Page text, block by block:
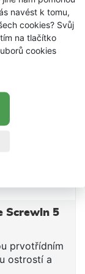
navést k tomu,
cookies? Svůj
na tlačítko
cookies
Screwln 5
prvotřídním
ostrostí a